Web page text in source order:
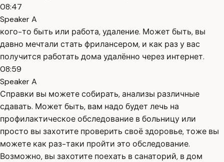
08:47
Speaker A
кого-то быть или работа, удаление. Может быть, вы
давно мечтали стать фрилансером, и как раз у вас
получится работать дома удалённо через интернет.
08:59
Speaker A
Справки вы можете собирать, анализы различные
сдавать. Может быть, вам надо будет лечь на
профилактическое обследование в больницу или
просто вы захотите проверить своё здоровье, тоже вы
можете как раз-таки пройти это обследование.
Возможно, вы захотите поехать в санаторий, в дом